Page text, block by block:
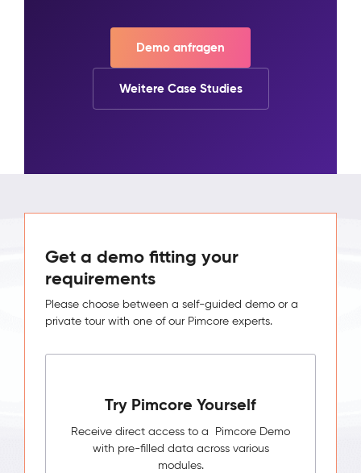
Demo anfragen
Weitere Case Studies
Get a demo fitting your
requirements
Please choose between a self-guided demo or a
private tour with one of our Pimcore experts.
Try Pimcore Yourself
Receive direct access to a Pimcore Demo
with pre-filled data across various
modules.